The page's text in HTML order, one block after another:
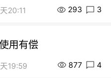
20:11 293 3
用有偿
19:59 877 4